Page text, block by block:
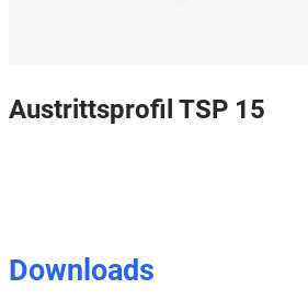
Austrittsprofil TSP 15
Downloads